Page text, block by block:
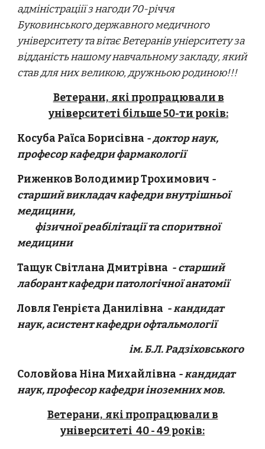
адміністраціії з нагоди 70-річчя
Буковинського державного медичного
університету та вітає Ветеранів уніерситету за
відданість нашому навчальному закладу, який
став для них великою, дружньою родиною!!!
Ветерани, які пропрацювали в
університеті більше 50-ти років:
Косуба Раїса Борисівна - доктор наук,
професор кафедри фармакології
Риженков Володимир Трохимович -
старший викладач кафедри внутрішньої
медицини,
фізичної реабілітації та споритвної
медицини
Тащук Світлана Дмитрівна - старший
лаборант кафедри патологічної анатомії
Ловля Генрієта Данилівна - кандидат
наук, асистент кафедри офтальмології
ім. Б.Л. Радзіховського
Соловйова Ніна Михайлівна - кандидат
наук, професор кафедри іноземних мов.
Ветерани, які пропрацювали в
університеті 40 - 49 років: